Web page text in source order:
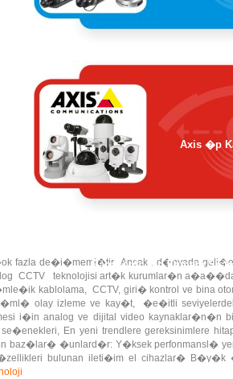
fazla de�i�memi�tir. Ancak , d�nyada
CCTV teknolojisi art�k kurumlar�n
kablolama, CCTV, giri� kontrol ve bina
olay izleme ve kay�t, �e�itli
i�in analog ve dijital video kaynaklar�n�n
En yeni trendlere gereksinimlere
�unlard�r: Y�ksek perfonmansl�
bulunan ileti�im el cihazlar� B�y�k
Panasonic �p Kamera
Axis �p